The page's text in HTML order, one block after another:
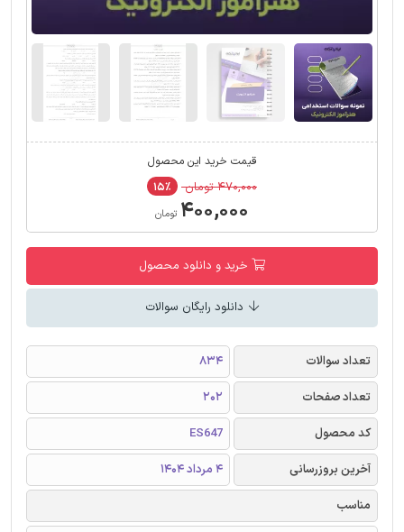
قیمت خرید این محصول
۴۷۰,۰۰۰ تومان ۱۵٪
۴۰۰,۰۰۰ تومان
خرید و دانلود محصول
دانلود رایگان سوالات
تعداد سوالات
834
تعداد صفحات
202
کد محصول
ES647
آخرین بروزرسانی
4 مرداد 1404
مناسب